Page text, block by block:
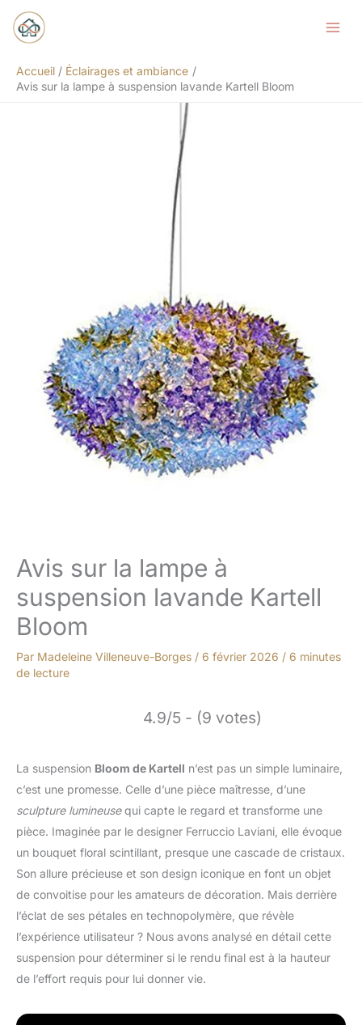
Accueil
Éclairages et ambiance
Avis sur la lampe à suspension lavande Kartell Bloom
Avis sur la lampe à
suspension lavande Kartell
Bloom
Par Madeleine Villeneuve-Borges / 6 février 2026 / 6 minutes
de lecture
4.9/5 - (9 votes)
La suspension Bloom de Kartell n’est pas un simple luminaire,
c’est une promesse. Celle d’une pièce maîtresse, d’une
sculpture lumineusequi capte le regard et transforme une
pièce. Imaginée par le designer Ferruccio Laviani, elle évoque
un bouquet floral scintillant, presque une cascade de cristaux.
Son allure précieuse et son design iconique en font un objet
de convoitise pour les amateurs de décoration. Mais derrière
l’éclat de ses pétales en technopolymère, que révèle
l’expérience utilisateur ? Nous avons analysé en détail cette
suspension pour déterminer si le rendu final est à la hauteur
de l’effort requis pour lui donner vie.
Rechercher